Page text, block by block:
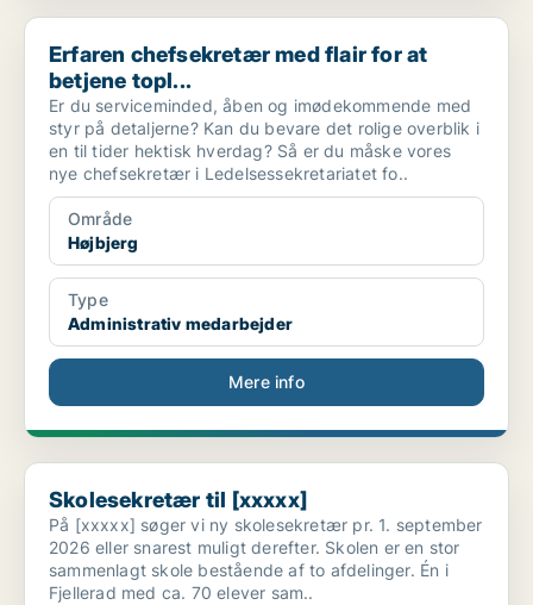
Erfaren chefsekretær med flair for at betjene topl...
Erfaren chefsekretær med flair for at
betjene topl...
Er du serviceminded, åben og imødekommende med
styr på detaljerne? Kan du bevare det rolige overblik i
en til tider hektisk hverdag? Så er du måske vores
nye chefsekretær i Ledelsessekretariatet fo..
Område
Højbjerg
Type
Administrativ medarbejder
Mere info
Skolesekretær til [xxxxx]
Skolesekretær til [xxxxx]
På [xxxxx] søger vi ny skolesekretær pr. 1. september
2026 eller snarest muligt derefter. Skolen er en stor
sammenlagt skole bestående af to afdelinger. Én i
Fjellerad med ca. 70 elever sam..